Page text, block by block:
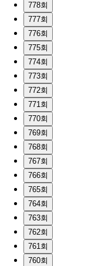
778회
777회
776회
775회
774회
773회
772회
771회
770회
769회
768회
767회
766회
765회
764회
763회
762회
761회
760회